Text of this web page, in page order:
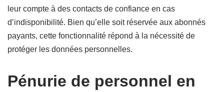
leur compte à des contacts de confiance en cas
d’indisponibilité. Bien qu’elle soit réservée aux abonnés
payants, cette fonctionnalité répond à la nécessité de
protéger les données personnelles.
Pénurie de personnel en